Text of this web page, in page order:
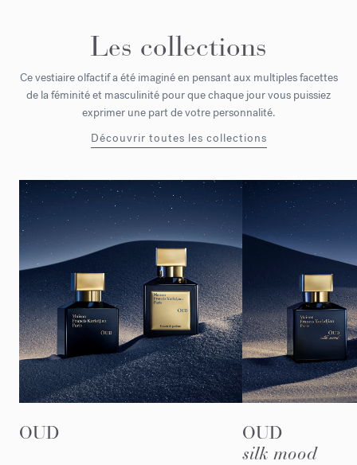
Les collections
Ce vestiaire olfactif a été imaginé en pensant aux multiples facettes
de la féminité et masculinité pour que chaque jour vous puissiez
exprimer une part de votre personnalité.
Découvrir toutes les collections
OUD
OUD
silk mood